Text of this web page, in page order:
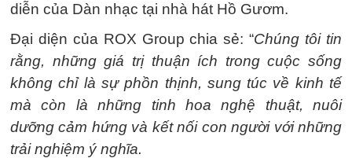
diễn của Dàn nhạc tại nhà hát Hồ Gươm.
Đại diện của ROX Group chia sẻ: “Chúng tôi tin
rằng, những giá trị thuận ích trong cuộc sống
không chỉ là sự phồn thịnh, sung túc về kinh tế
mà còn là những tinh hoa nghệ thuật, nuôi
dưỡng cảm hứng và kết nối con người với những
trải nghiệm ý nghĩa.